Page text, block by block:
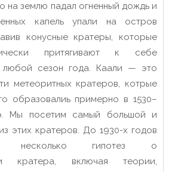
на землю падал огненный дождь и
капель упали на остров
конусные кратеры, которые
притягивают к себе
любой сезон года. Каали — это
метеоритных кратеров, котрые
о образовалиь примерно в 1530–
Мы посетим самый большой и
из этих кратеров. До 1930-х годов
несколько гипотез о
кратера, включая теории,